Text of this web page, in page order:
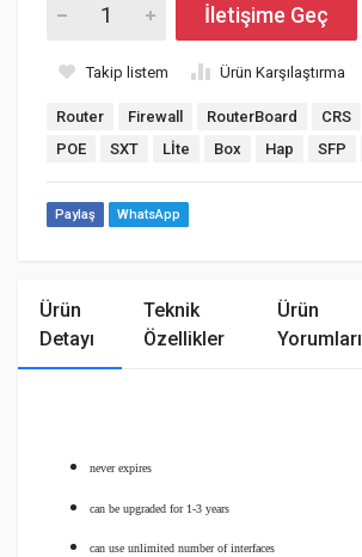
İletişime Geç
Takip listem Ürün Karşılaştırma
Router Firewall RouterBoard CRS
POE
SXT Lİte Box Hap SFP
Paylaş WhatsApp
Ürün
Detayı
Teknik
Özellikler
Ürün
Yorumları
never expires
can be upgraded for 1-3 years
can use unlimited number of interfaces